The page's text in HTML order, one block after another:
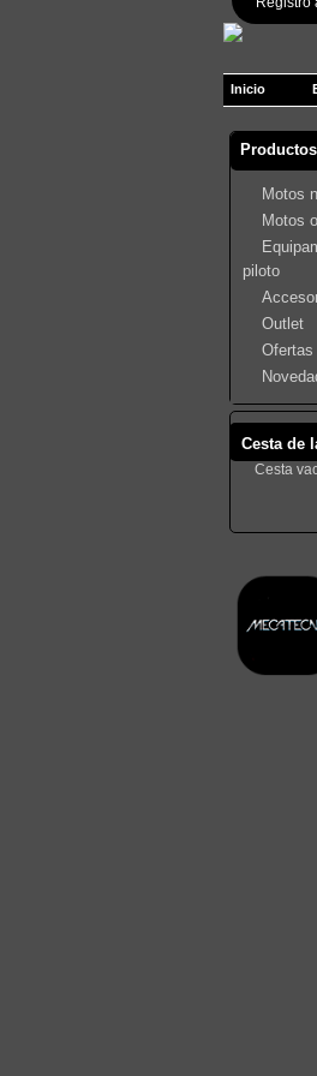
Inicio
Productos
Motos
Motos
piloto
Outlet
Ofertas
Cesta de
Cesta